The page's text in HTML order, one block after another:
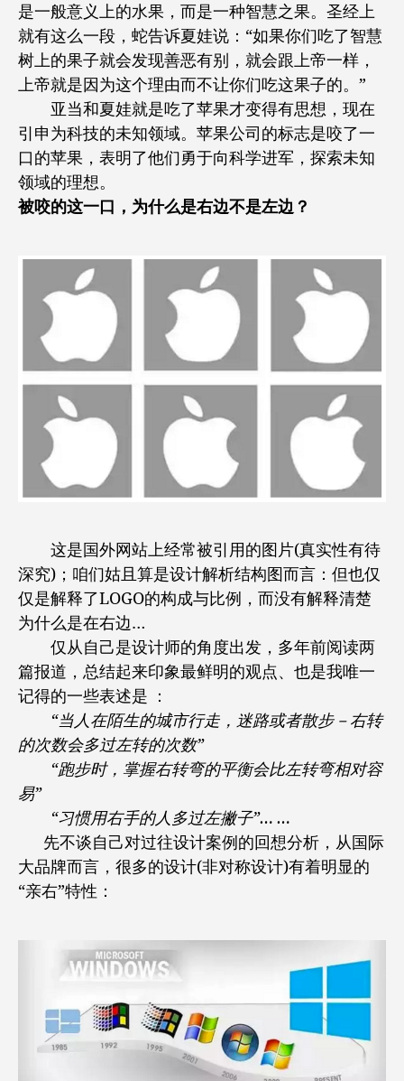
是一般意义上的水果，而是一种智慧之果。圣经上
就有这么一段，蛇告诉夏娃说：“如果你们吃了智慧
树上的果子就会发现善恶有别，就会跟上帝一样，
上帝就是因为这个理由而不让你们吃这果子的。”
亚当和夏娃就是吃了苹果才变得有思想，现在
引申为科技的未知领域。苹果公司的标志是咬了一
口的苹果，表明了他们勇于向科学进军，探索未知
领域的理想。
被咬的这一口，为什么是右边不是左边？
这是国外网站上经常被引用的图片(真实性有待
深究)；咱们姑且算是设计解析结构图而言：但也仅
仅是解释了LOGO的构成与比例，而没有解释清楚
为什么是在右边…
仅从自己是设计师的角度出发，多年前阅读两
篇报道，总结起来印象最鲜明的观点、也是我唯一
记得的一些表述是 ：
“当人在陌生的城市行走，迷路或者散步－右转
的次数会多过左转的次数”
“跑步时，掌握右转弯的平衡会比左转弯相对容
易”
“习惯用右手的人多过左撇子”… …
先不谈自己对过往设计案例的回想分析，从国际
大品牌而言，很多的设计(非对称设计)有着明显的
“亲右”特性：